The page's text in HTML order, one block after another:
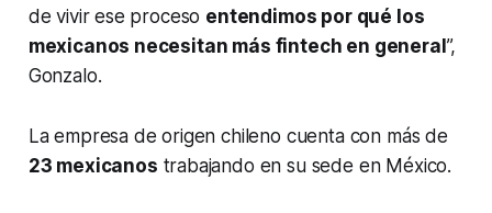
de vivir ese proceso entendimos por qué los
mexicanos necesitan más fintech en general”,
Gonzalo.
La empresa de origen chileno cuenta con más de
23 mexicanos trabajando en su sede en México.